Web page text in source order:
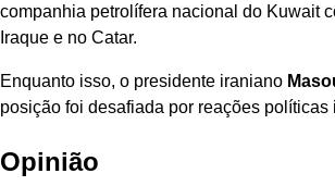
companhia petrolífera nacional do Kuwait
Iraque e no Catar.
Enquanto isso, o presidente iraniano
posição foi desafiada por reações
Opinião